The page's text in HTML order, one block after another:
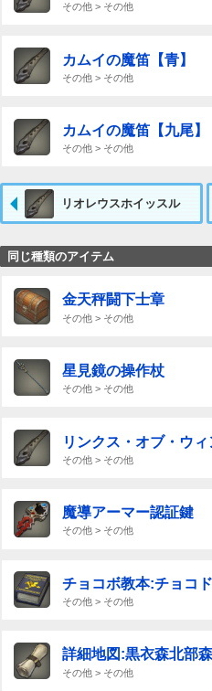
その他 > その他
カムイの魔笛【青】
その他 > その他
カムイの魔笛【九尾】
その他 > その他
リオレウスホイッスル
同じ種類のアイテム
金天秤闘下士章
その他 > その他
星見鏡の操作杖
その他 > その他
リンクス・オブ・ウ
その他 > その他
魔導アーマー認証鍵
その他 > その他
チョコボ教本:チョコ
その他 > その他
詳細地図:黒衣森北部
その他 > その他